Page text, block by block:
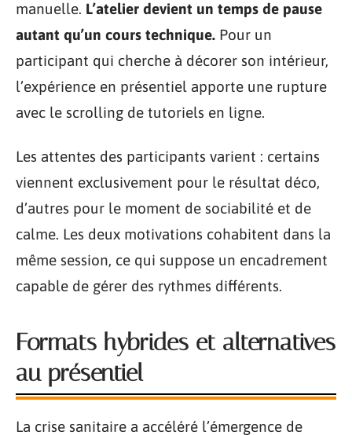
manuelle. L’atelier devient un temps de pause
autant qu’un cours technique. Pour un
participant qui cherche à décorer son intérieur,
l’expérience en présentiel apporte une rupture
avec le scrolling de tutoriels en ligne.
Les attentes des participants varient : certains
viennent exclusivement pour le résultat déco,
d’autres pour le moment de sociabilité et de
calme. Les deux motivations cohabitent dans la
même session, ce qui suppose un encadrement
capable de gérer des rythmes différents.
Formats hybrides et alternatives
au présentiel
La crise sanitaire a accéléré l’émergence de